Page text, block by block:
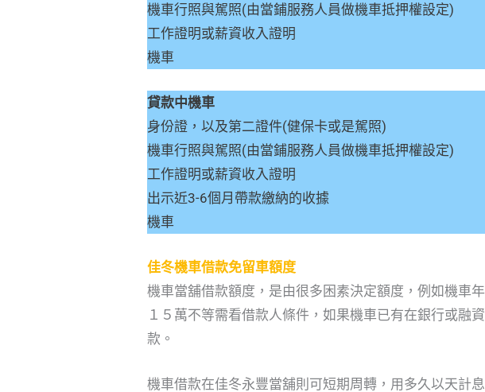
機車行照與駕照(由當鋪服務人員做機車抵押權設定)
工作證明或薪資收入證明
機車
貸款中機車
身份證，以及第二證件(健保卡或是駕照)
機車行照與駕照(由當鋪服務人員做機車抵押權設定)
工作證明或薪資收入證明
出示近3-6個月帶款繳納的收據
機車
佳冬機車借款免留車額度
機車當舖借款額度，是由很多困素決定額度，例如機車
１５萬不等需看借款人條件，如果機車已有在銀行或融
款。
機車借款在佳冬永豐當舖則可短期周轉，用多久以天計